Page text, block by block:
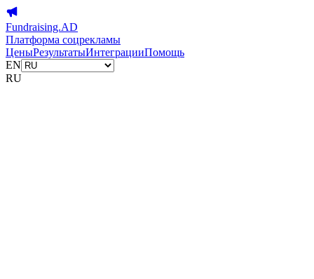
Fundraising.AD
Платформа соцрекламы
ЦеныРезультатыИнтеграцииПомощь
EN
RU